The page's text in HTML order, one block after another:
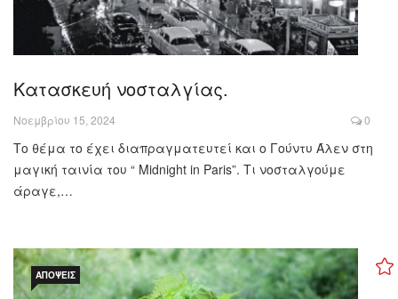
Κατασκευή νοσταλγίας.
Νοεμβρίου 15, 2024 0
Το θέμα το έχει διαπραγματευτεί και ο Γούντυ Άλεν στη
μαγική ταινία του “ Midnight in Paris”. Τι νοσταλγούμε
άραγε,…
ΑΠΌΨΕΙΣ